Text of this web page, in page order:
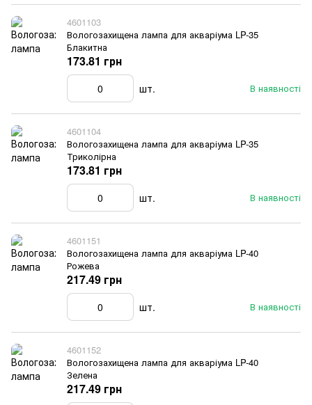
4601103
Вологозахищена лампа для акваріума LP-35
Блакитна
В наявності
173.81 грн
шт.
4601104
Вологозахищена лампа для акваріума LP-35
Триколірна
В наявності
173.81 грн
шт.
4601151
Вологозахищена лампа для акваріума LP-40
Рожева
В наявності
217.49 грн
шт.
4601152
Вологозахищена лампа для акваріума LP-40
Зелена
217.49 грн